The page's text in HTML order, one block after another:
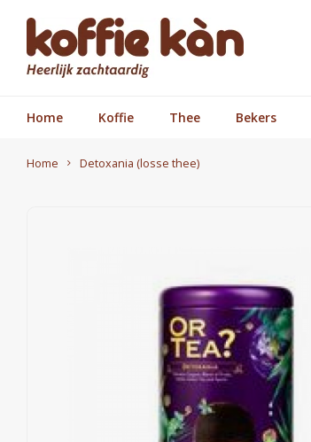
Home Koffie Thee Bekers
Home Detoxania (losse thee)